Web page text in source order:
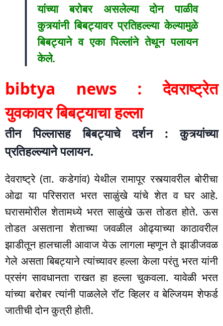
यांच्या बरोबर असलेल्या दोन पाळीव
कुत्र्यांनी बिबट्यावर प्रतिहल्ल्या केल्यामुळे
बिबट्याने व एका पिल्लांने तेथून पलायन
केले.
bibtya news : देवराष्ट्रेत
युवकावर बिबट्याचा हल्ला
तीन पिल्लासह बिबट्याचे दर्शन : कुत्र्यांच्या
प्रतिहल्ल्याने पलायन.
देवराष्ट्रे (ता. कडेगांव) येथील रामापूर रस्त्यावरील बोरीचा
ओढा या परिसरात भरत साळुंखे यांचे शेत व घर आहे.
घरासमोरील शेतामध्ये भरत साळुंखे ऊस तोडत होते. ऊस
तोडत असताना शेताच्या जवळील ओढ्याच्या काठावरील
झाडीतून हालचाली आवाज येऊ लागला म्हणून ते झाडीजवळ
गेले असता बिबट्याने त्यांच्यावर हल्ला केला परंतु भरत यांनी
प्रसंग सावधानता राखत हा हल्ला चुकवला. यावेळी भरत
यांच्या बरोबर त्यांनी पाळलेले रॉट व्हिलर व बेल्जियम शेफर्ड
जातीची दोन कुत्री होती.